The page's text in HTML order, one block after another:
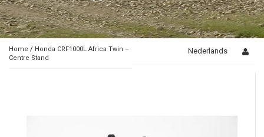
Home / Honda CRF1000L Africa Twin –
Centre Stand
Nederlands